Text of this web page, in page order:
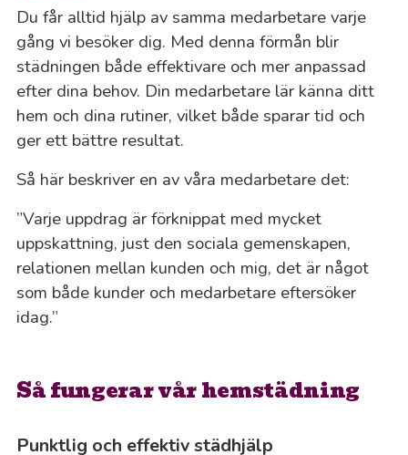
Du får alltid hjälp av samma medarbetare varje
gång vi besöker dig. Med denna förmån blir
städningen både effektivare och mer anpassad
efter dina behov. Din medarbetare lär känna ditt
hem och dina rutiner, vilket både sparar tid och
ger ett bättre resultat.
Så här beskriver en av våra medarbetare det:
”Varje uppdrag är förknippat med mycket
uppskattning, just den sociala gemenskapen,
relationen mellan kunden och mig, det är något
som både kunder och medarbetare eftersöker
idag.”
Så fungerar vår hemstädning
Punktlig och effektiv städhjälp